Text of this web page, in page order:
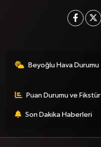
Beyoğlu Hava Durumu
Puan Durumu ve Fikstür
Son Dakika Haberleri